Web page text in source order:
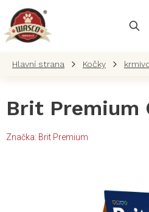
obsah
Kočky
Brit Premium
Značka: Brit Premium